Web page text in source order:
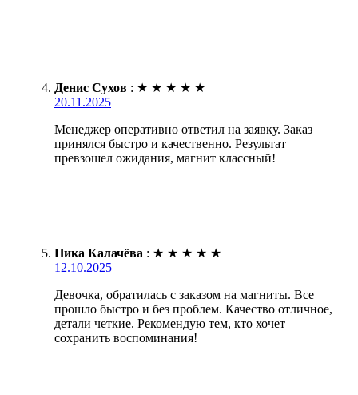
Денис Сухов : ★ ★ ★ ★ ★
20.11.2025
Менеджер оперативно ответил на заявку. Заказ
принялся быстро и качественно. Результат
превзошел ожидания, магнит классный!
Ника Калачёва : ★ ★ ★ ★ ★
12.10.2025
Девочка, обратилась с заказом на магниты. Все
прошло быстро и без проблем. Качество отличное,
детали четкие. Рекомендую тем, кто хочет
сохранить воспоминания!